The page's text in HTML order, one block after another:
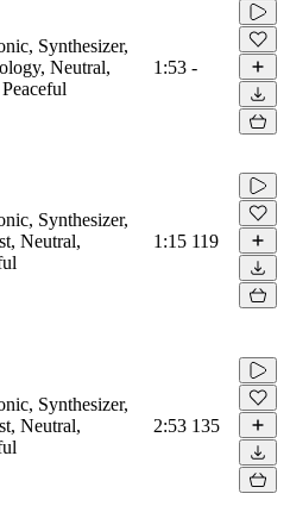
Synthesizer,
Neutral,
1:53 -
Synthesizer,
Neutral,
1:15 119
Synthesizer,
Neutral,
2:53 135